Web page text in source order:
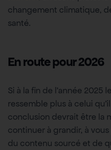
changement climatique,
santé.
En route pour 2026
Si à la fin de l’année 2025
ressemble plus à celui
conclusion devrait être la
continuer à grandir, à
du contenu sourcé et de